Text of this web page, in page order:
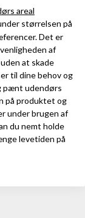
areal
størrelsen på
Det er
af
at skade
til dine behov og
pænt udendørs
på produktet og
under brugen af
du nemt holde
levetiden på